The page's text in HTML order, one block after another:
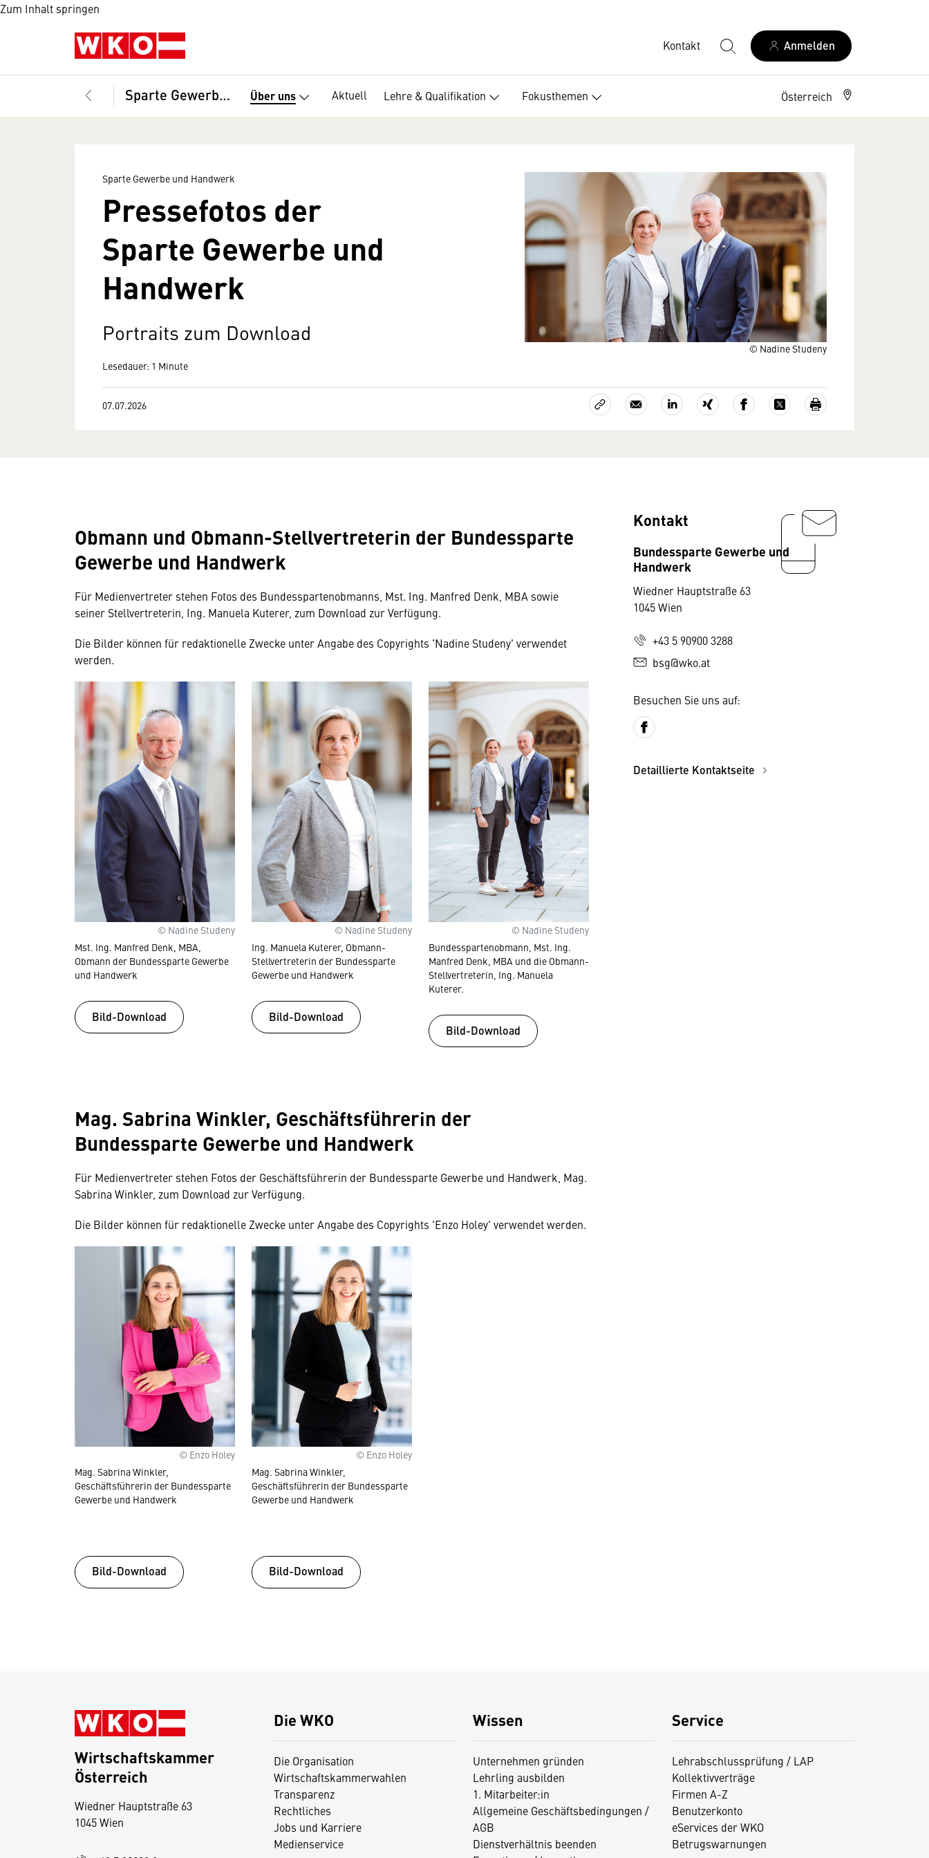
Zum Inhalt springen
Kontakt Anmelden
Sparte Gewerbe und Handwerk Über uns Aktuell Lehre & Qualifikation Fokusthemen Österreich
© Nadine Studeny
Sparte Gewerbe und Handwerk
Pressefotos der
Sparte Gewerbe und
Handwerk
Portraits zum Download
Lesedauer: 1 Minute
07.07.2026
Obmann und Obmann-Stellvertreterin der Bundessparte
Gewerbe und Handwerk
Für Medienvertreter stehen Fotos des Bundesspartenobmanns, Mst. Ing. Manfred Denk, MBA sowie
seiner Stellvertreterin, Ing. Manuela Kuterer, zum Download zur Verfügung.
Die Bilder können für redaktionelle Zwecke unter Angabe des Copyrights 'Nadine Studeny' verwendet
werden.
© Nadine Studeny
Mst. Ing. Manfred Denk, MBA,
Obmann der Bundessparte Gewerbe
und Handwerk
Bild-Download
© Nadine Studeny
Ing. Manuela Kuterer, Obmann-
Stellvertreterin der Bundessparte
Gewerbe und Handwerk
Bild-Download
© Nadine Studeny
Bundesspartenobmann, Mst. Ing.
Manfred Denk, MBA und die Obmann-
Stellvertreterin, Ing. Manuela
Kuterer.
Bild-Download
Mag. Sabrina Winkler, Geschäftsführerin der
Bundessparte Gewerbe und Handwerk
Für Medienvertreter stehen Fotos der Geschäftsführerin der Bundessparte Gewerbe und Handwerk, Mag.
Sabrina Winkler, zum Download zur Verfügung.
Die Bilder können für redaktionelle Zwecke unter Angabe des Copyrights 'Enzo Holey' verwendet werden.
© Enzo Holey
Mag. Sabrina Winkler,
Geschäftsführerin der Bundessparte
Gewerbe und Handwerk
Bild-Download
© Enzo Holey
Mag. Sabrina Winkler,
Geschäftsführerin der Bundessparte
Gewerbe und Handwerk
Bild-Download
Kontakt
Bundessparte Gewerbe und
Handwerk
Wiedner Hauptstraße 63
1045 Wien
+43 5 90900 3288
bsg@wko.at
Besuchen Sie uns auf:
Detaillierte Kontaktseite
Die WKO
Die Organisation
Wirtschaftskammerwahlen
Transparenz
Rechtliches
Jobs und Karriere
Medienservice
Wissen
Unternehmen gründen
Lehrling ausbilden
1. Mitarbeiter:in
Allgemeine Geschäftsbedingungen /
AGB
Dienstverhältnis beenden
Service
Lehrabschlussprüfung / LAP
Kollektivverträge
Firmen A-Z
Benutzerkonto
eServices der WKO
Betrugswarnungen
Wirtschaftskammer
Österreich
Wiedner Hauptstraße 63
1045 Wien